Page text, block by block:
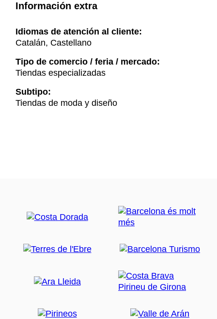
Información extra
Idiomas de atención al cliente:
Catalán, Castellano
Tipo de comercio / feria / mercado:
Tiendas especializadas
Subtipo:
Tiendas de moda y diseño